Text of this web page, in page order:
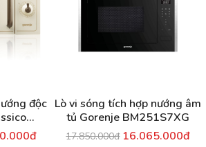
độc Lò vi sóng tích hợp nướng âm
tủ Gorenje BM251S7XG
17.850.000đ 16.065.000đ